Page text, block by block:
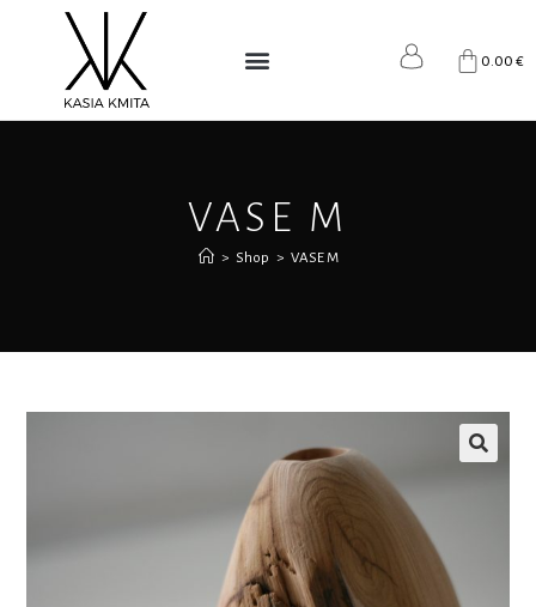
0.00 €
VASE M
> Shop > VASE M